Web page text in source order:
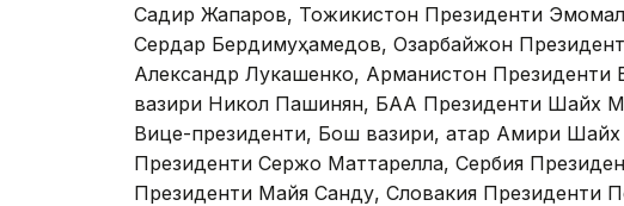
Садир Жапаров, Тожикистон Президенти
Сердар Бердимуҳамедов, Озарбайжон
Александр Лукашенко, Арманистон Президенти
вазири Никол Пашинян, БАА Президенти Шайх
Вице-президенти, Бош вазири, Қатар Амири
Президенти Сержо Маттарелла, Сербия
Президенти Майя Санду, Словакия Президенти